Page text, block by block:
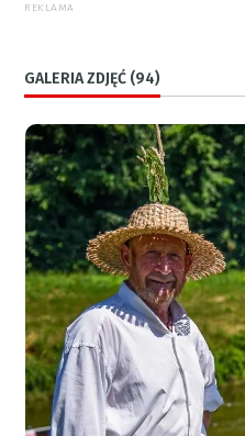
REKLAMA
GALERIA ZDJĘĆ (94)